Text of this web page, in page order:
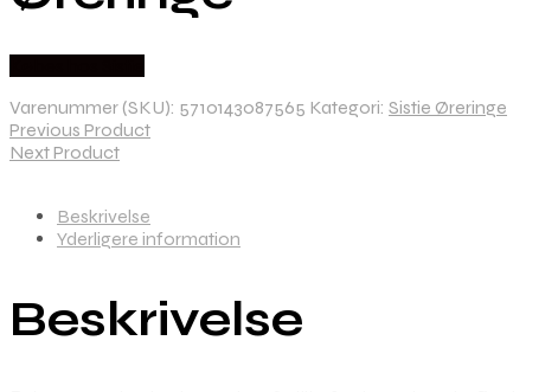
Varenummer (SKU): 5710143087565 Kategori: Sistie Øreringe
Previous Product
Next Product
Beskrivelse
Yderligere information
Beskrivelse